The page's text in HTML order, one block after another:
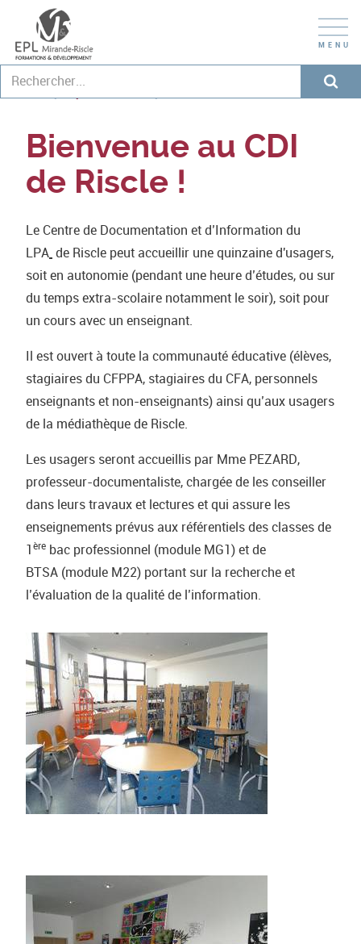
Bienvenue au CDI
de Riscle !
Le Centre de Documentation et d’Information du
LPA de Riscle peut accueillir une quinzaine d'usagers,
soit en autonomie (pendant une heure d’études, ou sur
du temps extra-scolaire notamment le soir), soit pour
un cours avec un enseignant.
Il est ouvert à toute la communauté éducative (élèves,
stagiaires du CFPPA, stagiaires du CFA, personnels
enseignants et non-enseignants) ainsi qu’aux usagers
de la médiathèque de Riscle.
Les usagers seront accueillis par Mme PEZARD,
professeur-documentaliste, chargée de les conseiller
dans leurs travaux et lectures et qui assure les
enseignements prévus aux référentiels des classes de
1 ère bac professionnel (module MG1) et de
BTSA (module M22) portant sur la recherche et
l’évaluation de la qualité de l’information.